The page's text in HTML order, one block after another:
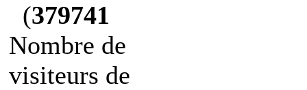
(379741
Nombre de
visiteurs de